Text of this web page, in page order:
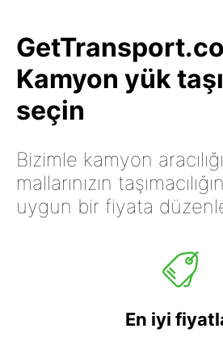
Kamyon yük
seçin
Bizimle kamyon
mallarınızın
uygun bir fiyata
En iyi